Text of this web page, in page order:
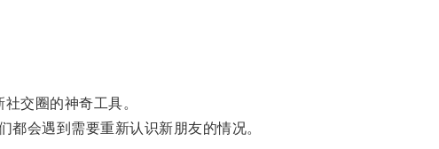
交圈的神奇工具。
会遇到需要重新认识新朋友的情况。